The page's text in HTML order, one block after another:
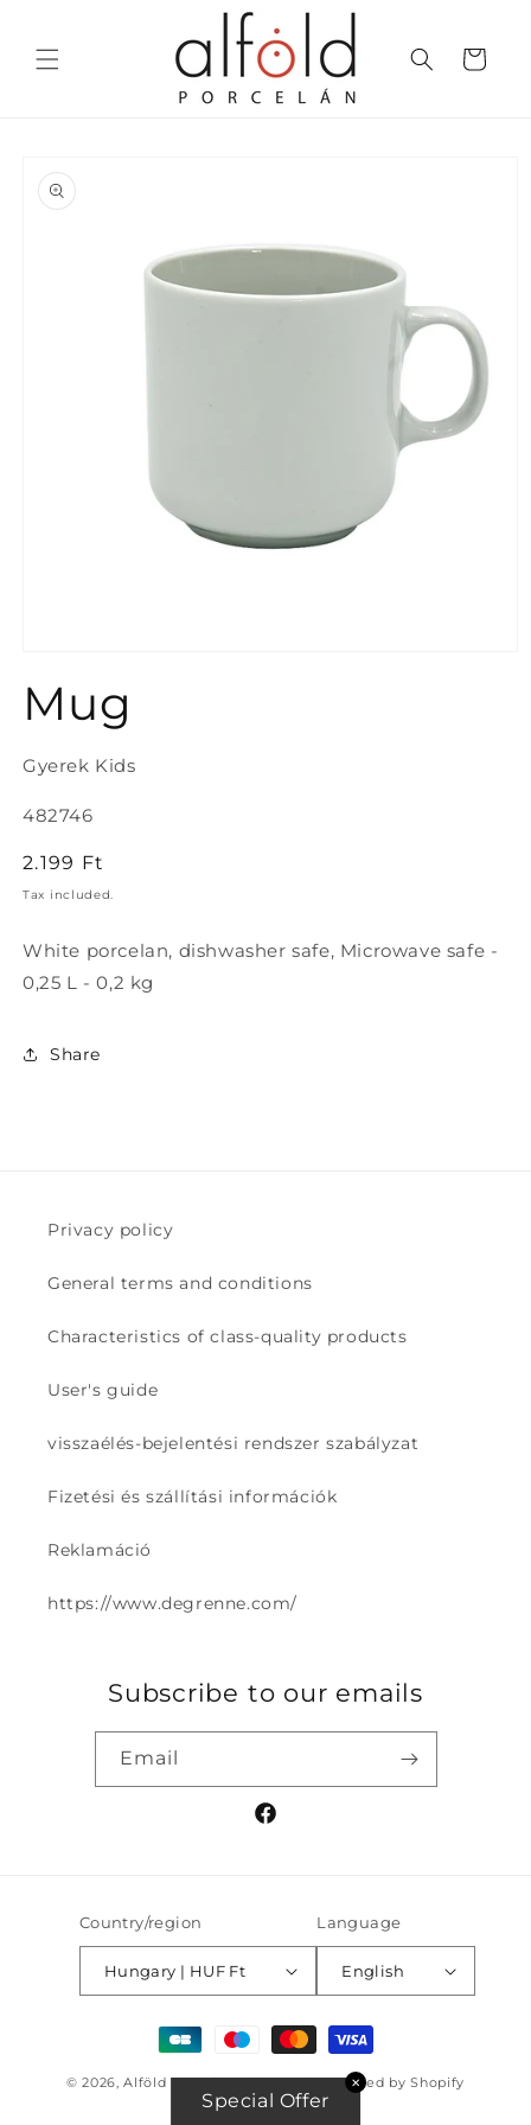
Cart
product
information
Mug
Gyerek Kids
SKU:
482746
Regular
price
2.199 Ft
Tax included.
White porcelan, dishwasher safe, Microwave safe -
0,25 L - 0,2 kg
Share
Privacy policy
General terms and conditions
Characteristics of class-quality products
User's guide
visszaélés-bejelentési rendszer szabályzat
Fizetési és szállítási információk
Reklamáció
https://www.degrenne.com/
Subscribe to our emails
Email
Facebook
Country/region
Hungary | HUF Ft
Language
English
Payment
methods
© 2026,Alföld Porcelán Edénygyár Powered by Shopify
✕
Special Offer